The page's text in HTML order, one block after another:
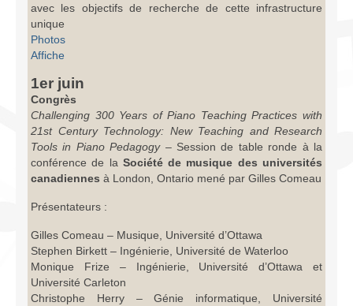
avec les objectifs de recherche de cette infrastructure
unique
Photos
Affiche
1er juin
Congrès
Challenging 300 Years of Piano Teaching Practices with
21st Century Technology: New Teaching and Research
Tools in Piano Pedagogy– Session de table ronde à la
conférence de la Société de musique des universités
canadiennes à London, Ontario mené par Gilles Comeau
Présentateurs :
Gilles Comeau – Musique, Université d’Ottawa
Stephen Birkett – Ingénierie, Université de Waterloo
Monique Frize – Ingénierie, Université d’Ottawa et
Université Carleton
Christophe Herry – Génie informatique, Université